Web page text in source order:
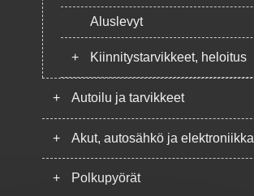
Aluslevyt
+ Kiinnitystarvikkeet, heloitus
+ Autoilu ja tarvikkeet
+ Akut, autosähkö ja elektroniikka
+ Polkupyörät